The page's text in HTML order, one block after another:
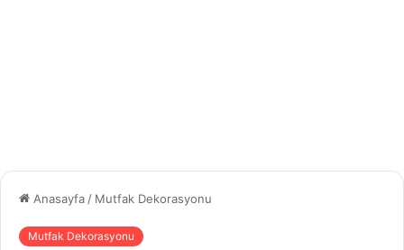
Anasayfa / Mutfak Dekorasyonu
Mutfak Dekorasyonu